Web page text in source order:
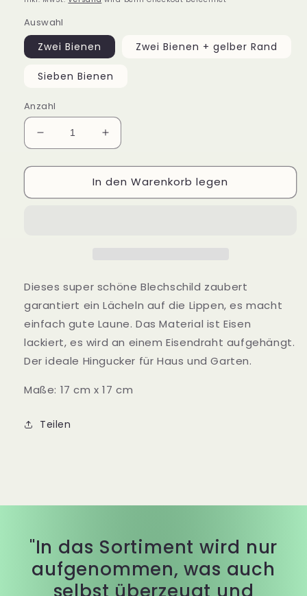
Auswahl
Zwei Bienen Zwei Bienen + gelber Rand
Sieben Bienen
Anzahl
Verringere
die
Menge
Blechschild
Erhöhe
die
Menge
für
Blechschild
In den Warenkorb legen
Dieses super schöne Blechschild zaubert
garantiert ein Lächeln auf die Lippen, es macht
einfach gute Laune. Das Material ist Eisen
lackiert, es wird an einem Eisendraht aufgehängt.
Der ideale Hingucker für Haus und Garten.
Maße: 17 cm x 17 cm
Teilen
"In das Sortiment wird nur
aufgenommen, was auch